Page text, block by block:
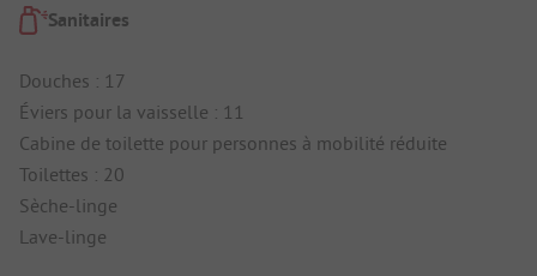
Sanitaires
Douches : 17
Éviers pour la vaisselle : 11
Cabine de toilette pour personnes à mobilité réduite
Toilettes : 20
Sèche-linge
Lave-linge